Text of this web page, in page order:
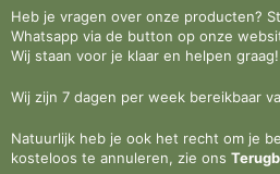
Heb je vragen over onze producten?
Whatsapp via de button op onze
Wij staan voor je klaar en helpen graag!
Wij zijn 7 dagen per week bereikbaar
Natuurlijk heb je ook het recht om je
kosteloos te annuleren, zie ons